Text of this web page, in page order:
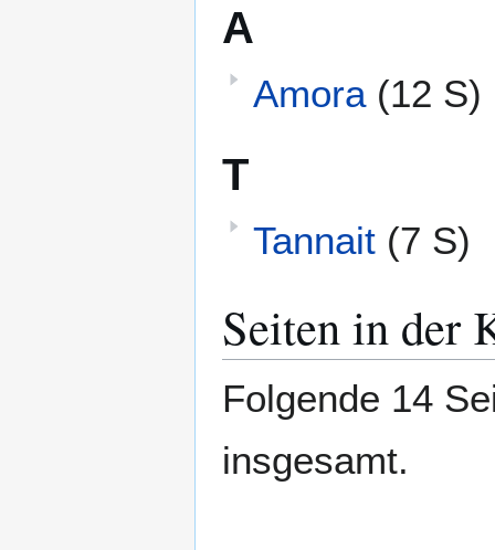
A
Amora (12 S)
T
Tannait (7 S)
Seiten in der
Folgende 14
insgesamt.